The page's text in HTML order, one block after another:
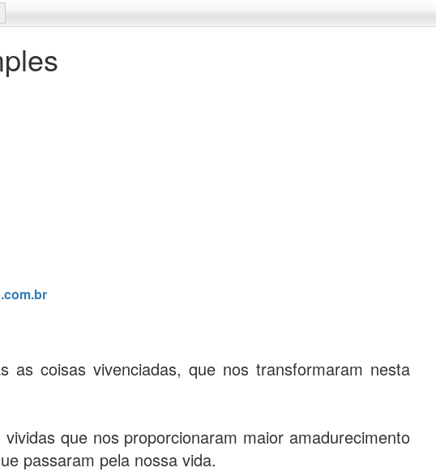
as coisas vivenciadas, que nos transformaram nesta
que nos proporcionaram maior amadurecimento
passaram pela nossa vida.